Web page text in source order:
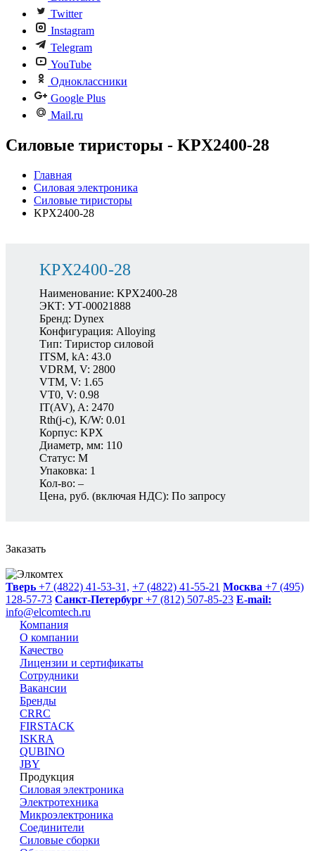
Twitter
Instagram
Telegram
YouTube
Одноклассники
Google Plus
Mail.ru
Силовые тиристоры - KPX2400-28
Главная
Силовая электроника
Силовые тиристоры
KPX2400-28
KPX2400-28
Наименование: KPX2400-28
ЭКТ: УТ-00021888
Бренд: Dynex
Конфигурация: Alloying
Тип: Тиристор силовой
ITSM, kA: 43.0
VDRM, V: 2800
VTM, V: 1.65
VT0, V: 0.98
IT(AV), A: 2470
Rth(j-c), K/W: 0.01
Корпус: KPX
Диаметр, мм: 110
Статус: M
Упаковка: 1
Кол-во: –
Цена, руб. (включая НДС): По запросу
Заказать
Тверь +7 (4822) 41-53-31, +7 (4822) 41-55-21 Москва +7 (495)
128-57-73 Санкт-Петербург +7 (812) 507-85-23 E-mail:
info@elcomtech.ru
Компания
О компании
Качество
Лицензии и сертификаты
Сотрудники
Вакансии
Бренды
CRRC
FIRSTACK
ISKRA
QUBINO
JBY
Продукция
Силовая электроника
Электротехника
Микроэлектроника
Cоединители
Силовые сборки